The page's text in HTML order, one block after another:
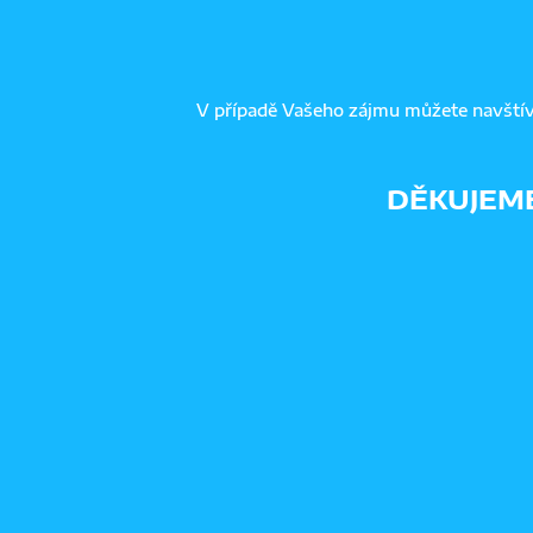
V případě Vašeho zájmu můžete